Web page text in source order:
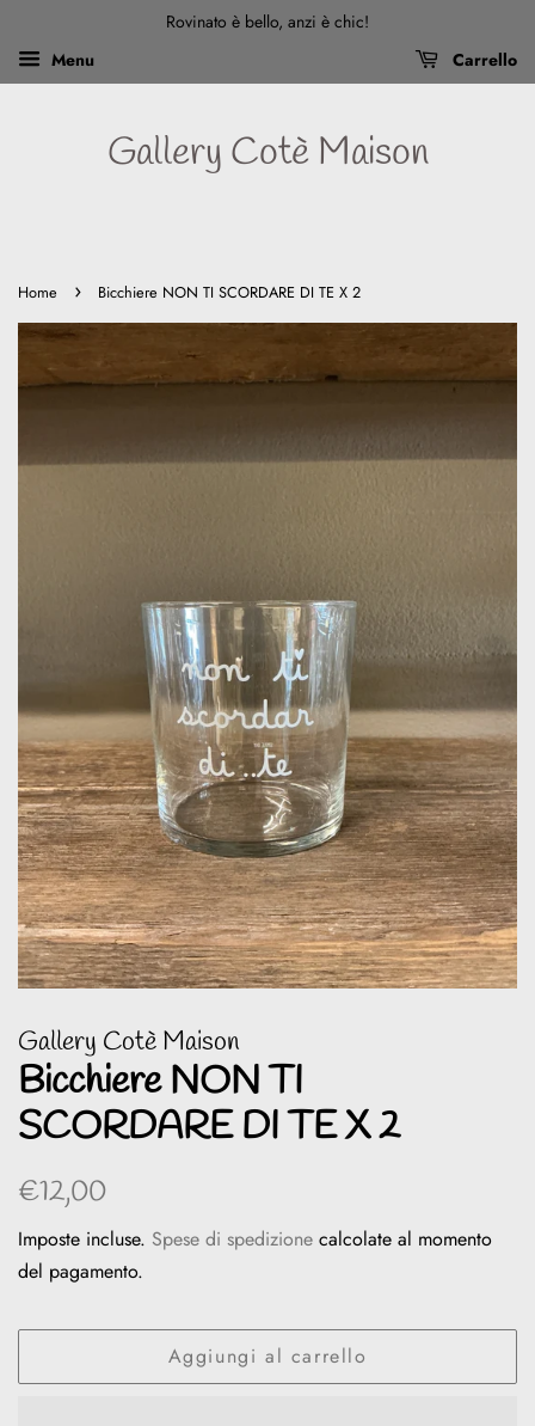
Rovinato è bello, anzi è chic!
Menu
Carrello
Gallery Cotè Maison
Home › Bicchiere NON TI SCORDARE DI TE X 2
Gallery Cotè Maison
Bicchiere NON TI
SCORDARE DI TE X 2
Prezzo
listino
€12,00
Imposte incluse. Spese di spedizione calcolate al momento
del pagamento.
Aggiungi al carrello